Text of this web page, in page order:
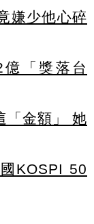
嫌少他心碎
「獎落台
「金額」 她
KOSPI 50